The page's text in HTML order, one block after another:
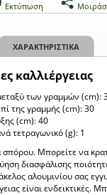
Εκτύπωση
ΧΑΡΑΚΤΗΡΙΣΤΙΚΑ
καλλιέργειας
των γραμμών (cm):
της γραμμής (cm): 30
(cm): 40
τετραγωνικό (g): 1
σπόρου. Μπορείτε να
διασφάλισης
αλουμινίου σας
είναι